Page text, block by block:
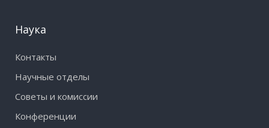
Наука
Контакты
Научные отделы
Советы и комиссии
Конференции